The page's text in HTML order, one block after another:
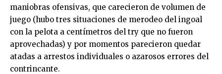
maniobras ofensivas, que carecieron de volumen de
juego (hubo tres situaciones de merodeo del ingoal
con la pelota a centímetros del try que no fueron
aprovechadas) y por momentos parecieron quedar
atadas a arrestos individuales o azarosos errores del
contrincante.